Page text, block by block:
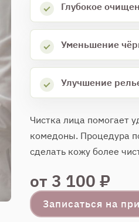
Глубокое
Уменьшение
Улучшение
Чистка лица помогает
комедоны. Процедура
сделать кожу более
от 3 100 ₽
Записаться на